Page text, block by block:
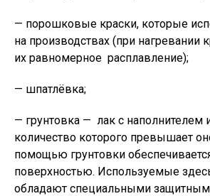
— порошковые краски, которые
на производствах (при нагревании
их равномерное расплавление);
— шпатлёвка;
— грунтовка — лак с наполнителем
количество которого превышает
помощью грунтовки
поверхностью. Используемые
обладают специальными